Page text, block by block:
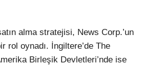
alma stratejisi, News Corp.’un
rol oynadı. İngiltere’de The
Birleşik Devletleri’nde ise